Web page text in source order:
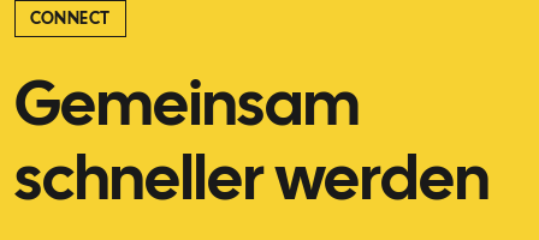
CONNECT
Gemeinsam
schneller werden